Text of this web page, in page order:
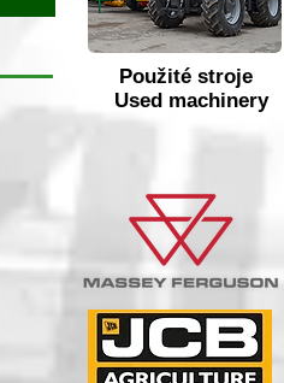
Použité stroje
Used machinery